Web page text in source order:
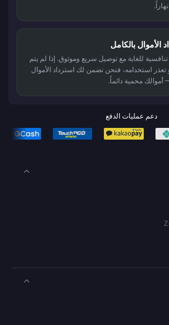
الأموال بالكامل
للغاية مع توصيل سريع وموثوق. إذا لم يتم
استخدامه، فنحن نضمن لك استرداد الأموال
دعم عمليات الدفع